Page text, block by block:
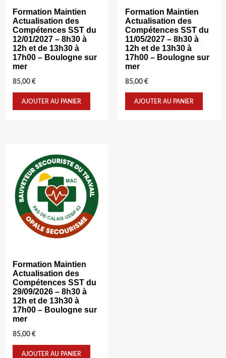
Formation Maintien
Actualisation des
Compétences SST du
12/01/2027 – 8h30 à
12h et de 13h30 à
17h00 – Boulogne sur
mer
85,00 €
AJOUTER AU PANIER
Formation Maintien
Actualisation des
Compétences SST du
11/05/2027 – 8h30 à
12h et de 13h30 à
17h00 – Boulogne sur
mer
85,00 €
AJOUTER AU PANIER
Formation Maintien
Actualisation des
Compétences SST du
29/09/2026 – 8h30 à
12h et de 13h30 à
17h00 – Boulogne sur
mer
85,00 €
AJOUTER AU PANIER